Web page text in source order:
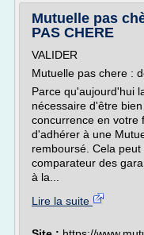
Mutuelle pas
PAS CHERE
VALIDER
Mutuelle pas chere :
Parce qu'aujourd'hui
nécessaire d'être
concurrence en votre
d'adhérer à une
remboursé. Cela
comparateur des
à la...
Lire la suite